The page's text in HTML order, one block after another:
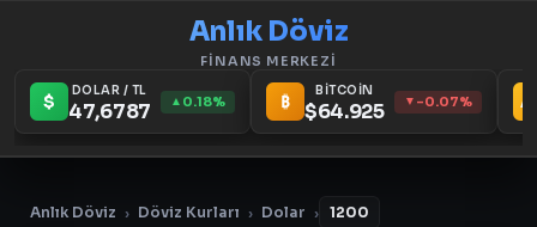
Anlık Döviz
FİNANS MERKEZİ
$
DOLAR / TL
47,6787 ▲ 0.18% ₿
BİTCOİN
$64.925 ▼ -0.07%
Anlık Döviz › Döviz Kurları › Dolar › 1200